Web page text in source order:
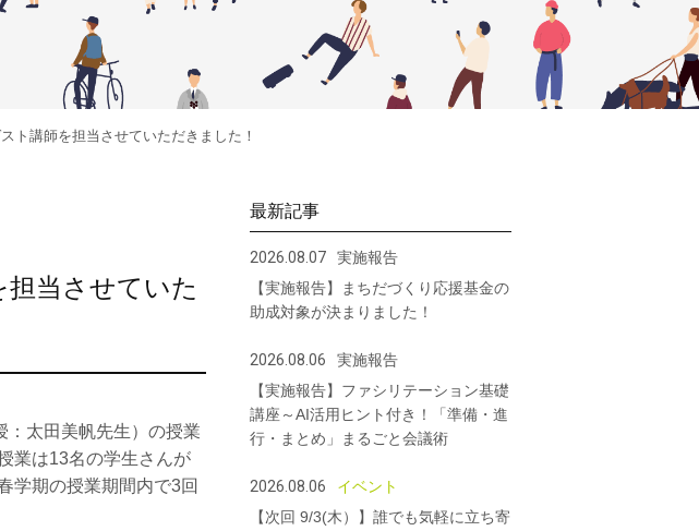
ト講師を担当させていただきました！
当させていた
：太田美帆先生）の授業
業は13名の学生さんが
学期の授業期間内で3回
最新記事
2026.08.07
実施報告
【実施報告】まちだづくり応援基金の
助成対象が決まりました！
2026.08.06
実施報告
【実施報告】ファシリテーション基礎
講座～AI活用ヒント付き！「準備・進
行・まとめ」まるごと会議術
2026.08.06
イベント
【次回 9/3(木）】誰でも気軽に立ち寄